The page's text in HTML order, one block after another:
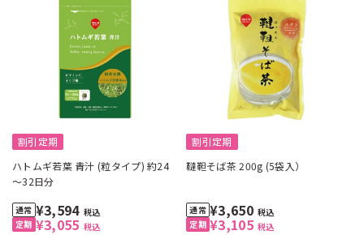
割引定期
ハトムギ若葉 青汁 (粒タイプ) 約24
～32日分
¥3,055 税込
¥3,594 税込
割引定期
韃靼そば茶 200g (5袋入）
¥3,105 税込
¥3,650 税込